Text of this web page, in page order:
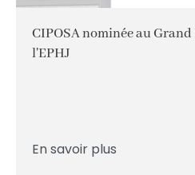
CIPOSA nominée au
l'EPHJ
En savoir plus